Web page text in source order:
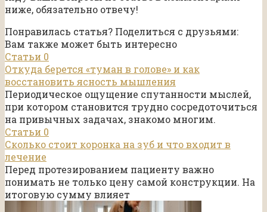
ниже, обязательно отвечу!
Понравилась статья? Поделиться с друзьями:
Вам также может быть интересно
Статьи 0
Откуда берется «туман в голове» и как
восстановить ясность мышления
Периодическое ощущение спутанности мыслей,
при котором становится трудно сосредоточиться
на привычных задачах, знакомо многим.
Статьи 0
Сколько стоит коронка на зуб и что входит в
лечение
Перед протезированием пациенту важно
понимать не только цену самой конструкции. На
итоговую сумму влияет